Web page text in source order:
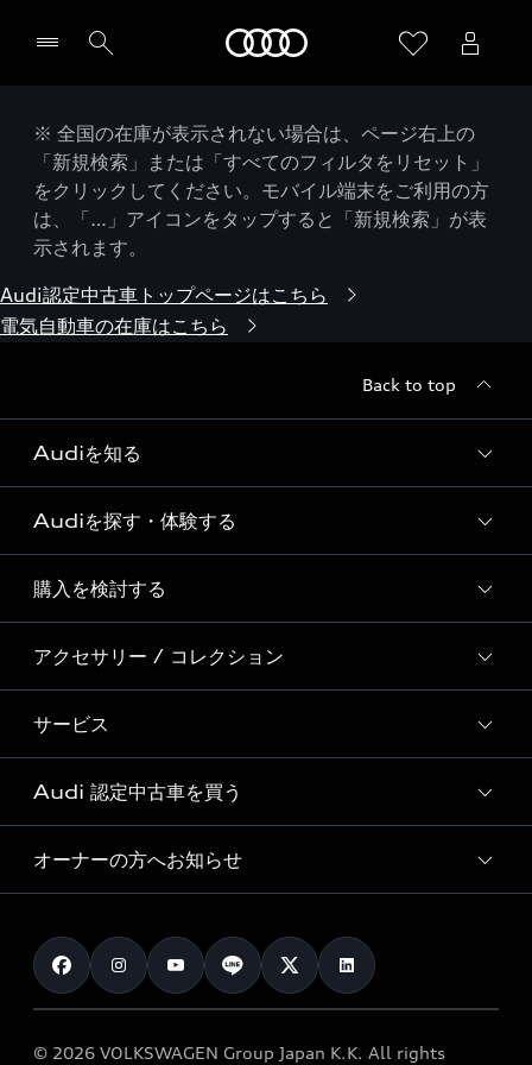
※ 全国の在庫が表示されない場合は、ページ右上の
「新規検索」または「すべてのフィルタをリセット」
をクリックしてください。モバイル端末をご利用の方
は、「…」アイコンをタップすると「新規検索」が表
示されます。
Audi認定中古車トップページはこちら
電気自動車の在庫はこちら
Back to top
Audiを知る
Audi ブランド
Story of Progress
Audi Sport
Formula 1®
デジタルサービス
Audiを探す・体験する
ディーラー検索
新車在庫検索
試乗車・展示車検索
見積り依頼
試乗予約
購入を検討する
モデル一覧
特別仕様モデル / 限定モデル
e-tronラインアップ
価格シミュレーション
車両比較
カタログ一覧
アクセサリー / コレクション
純正アクセサリー
オンラインショップ
Audi collection
アウディナビアプリ
サービス
サービス入庫予約
サービスプログラム
メンテナンス
車検 / 定期点検
e-tronアフターサポート
Audi 認定中古車を買う
Audi認定中古車
クオリティ
保証
メンテナンス
オーナーの方へお知らせ
お知らせ
オーナー様向けキャンペーン
© 2026 VOLKSWAGEN Group Japan K.K. All rights